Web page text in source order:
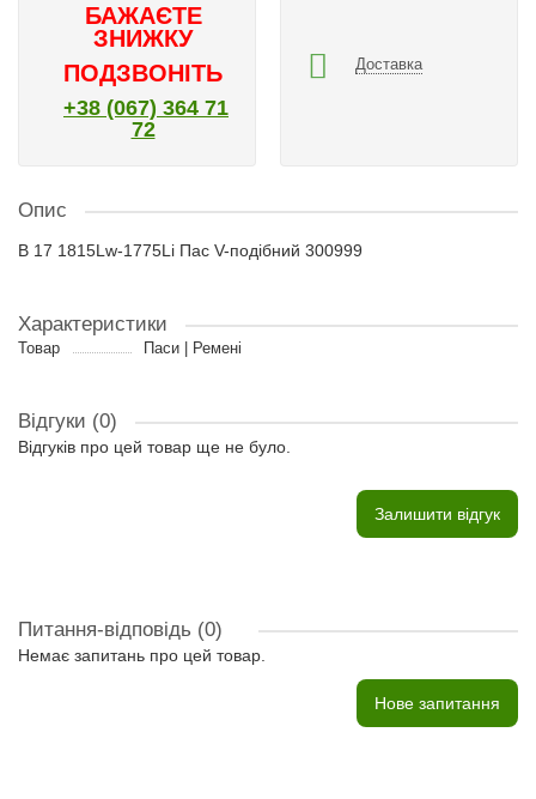
БАЖАЄТЕ
ЗНИЖКУ
ПОДЗВОНІТЬ
+38 (067) 364 71
72
Доставка
Опис
B 17 1815Lw-1775Li Пас V-подібний 300999
Характеристики
Товар Паси | Ремені
Відгуки (0)
Відгуків про цей товар ще не було.
Залишити відгук
Питання-відповідь (0)
Немає запитань про цей товар.
Нове запитання